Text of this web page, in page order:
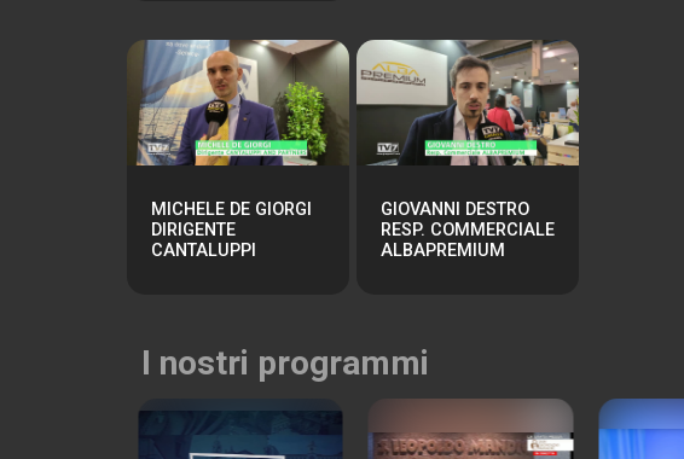
MICHELE DE GIORGI
DIRIGENTE
CANTALUPPI
GIOVANNI DESTRO
RESP. COMMERCIALE
ALBAPREMIUM
I nostri programmi